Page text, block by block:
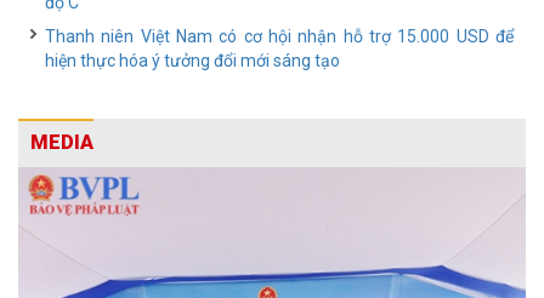
Thanh niên Việt Nam có cơ hội nhận hỗ trợ 15.000 USD để
hiện thực hóa ý tưởng đổi mới sáng tạo
MEDIA